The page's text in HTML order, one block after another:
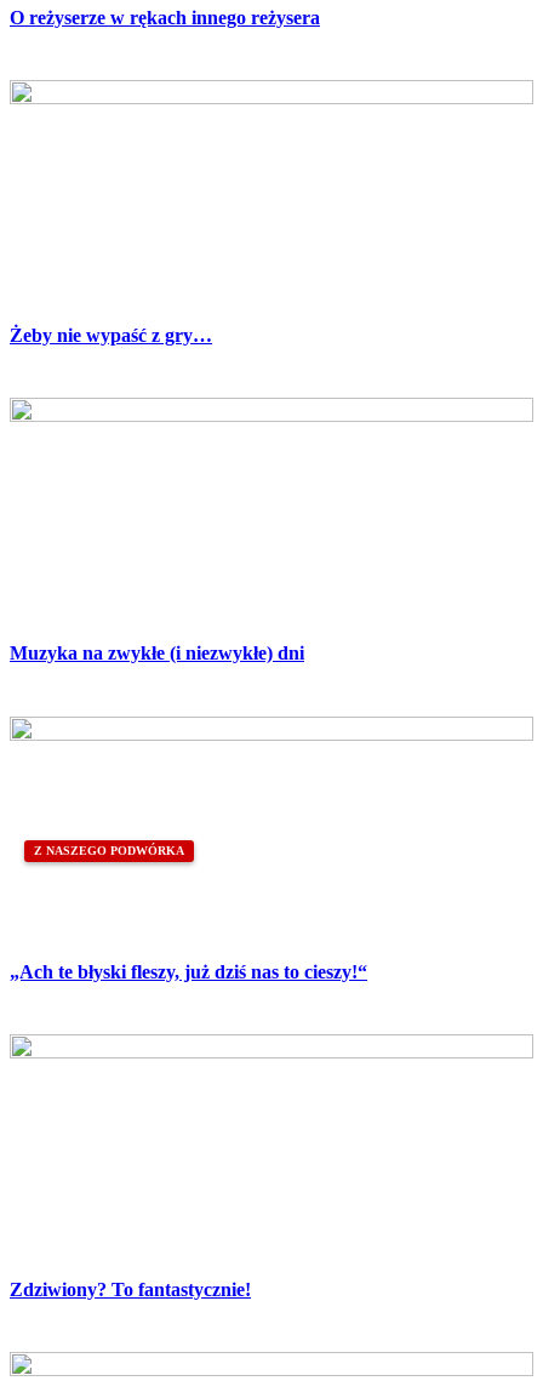
O reżyserze w rękach innego reżysera
Żeby nie wypaść z gry…
Muzyka na zwykłe (i niezwykłe) dni
Z NASZEGO PODWÓRKA
„Ach te błyski fleszy, już dziś nas to cieszy!“
Zdziwiony? To fantastycznie!